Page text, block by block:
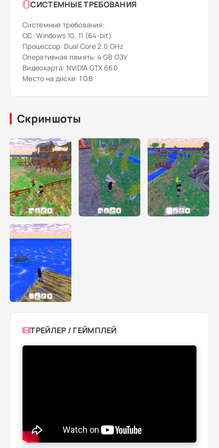
СИСТЕМНЫЕ ТРЕБОВАНИЯ
Системные требования:
ОС: Windows 10, 11 (64-bit)
Процессор: Dual Core 2.0 GHz
Оперативная память: 4 GB ОЗУ
Видеокарта: NVIDIA GTX 660
Место на диске: 1 GB
Скриншоты
ТРЕЙЛЕР / ГЕЙМПЛЕЙ